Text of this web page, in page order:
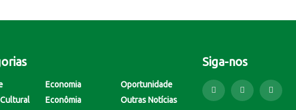
Economia
Econômia
Oportunidade
Outras Notícias
Siga-nos